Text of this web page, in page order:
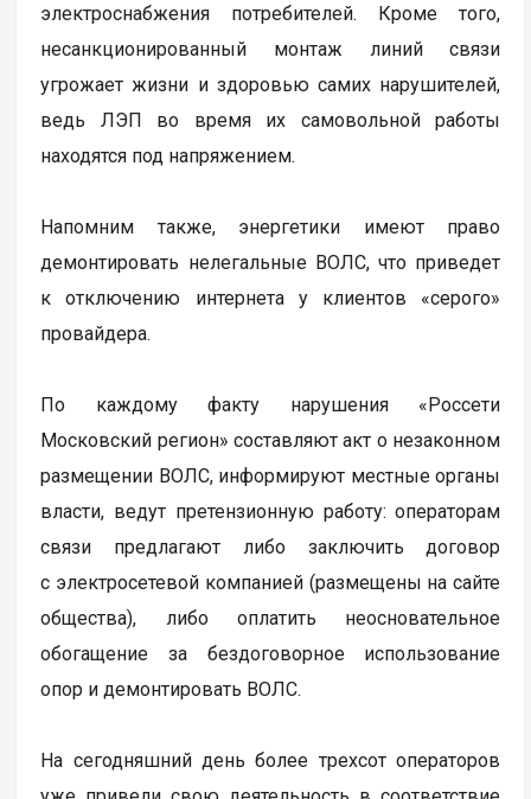
электроснабжения потребителей. Кроме того,
несанкционированный монтаж линий связи
угрожает жизни и здоровью самих нарушителей,
ведь ЛЭП во время их самовольной работы
находятся под напряжением.
Напомним также, энергетики имеют право
демонтировать нелегальные ВОЛС, что приведет
к отключению интернета у клиентов «серого»
провайдера.
По каждому факту нарушения «Россети
Московский регион» составляют акт о незаконном
размещении ВОЛС, информируют местные органы
власти, ведут претензионную работу: операторам
связи предлагают либо заключить договор
с электросетевой компанией (размещены на сайте
общества), либо оплатить неосновательное
обогащение за бездоговорное использование
опор и демонтировать ВОЛС.
На сегодняшний день более трехсот операторов